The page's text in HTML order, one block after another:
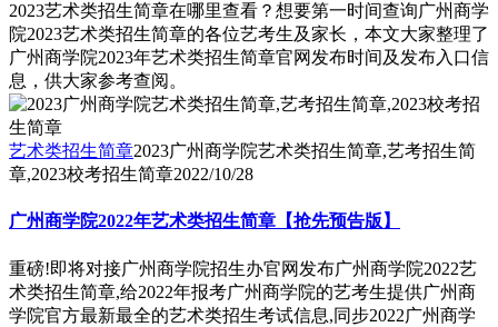
2023艺术类招生简章在哪里查看？想要第一时间查询广州商学
院2023艺术类招生简章的各位艺考生及家长，本文大家整理了
广州商学院2023年艺术类招生简章官网发布时间及发布入口信
息，供大家参考查阅。
艺术类招生简章2023广州商学院艺术类招生简章,艺考招生简
章,2023校考招生简章2022/10/28
广州商学院2022年艺术类招生简章【抢先预告版】
重磅!即将对接广州商学院招生办官网发布广州商学院2022艺
术类招生简章,给2022年报考广州商学院的艺考生提供广州商
学院官方最新最全的艺术类招生考试信息,同步2022广州商学